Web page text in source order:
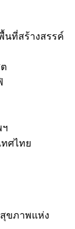
นที่สร้างสรรค์
ศไทย
ขภาพแห่ง